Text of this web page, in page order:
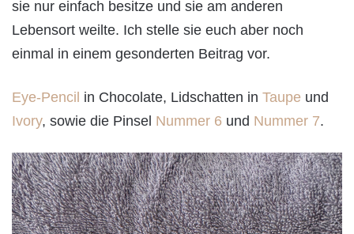
sie nur einfach besitze und sie am anderen
Lebensort weilte. Ich stelle sie euch aber noch
einmal in einem gesonderten Beitrag vor.
Eye-Pencil in Chocolate, Lidschatten in Taupe und
Ivory, sowie die Pinsel Nummer 6 und Nummer 7.